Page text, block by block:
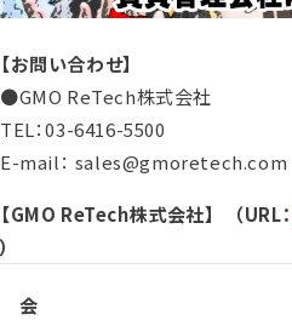
【お問い合わせ】
●GMO ReTech株式会社
TEL：03-6416-5500
E-mail： sales@gmoretech.com
【GMO ReTech株式会社】 （URL：
）
会